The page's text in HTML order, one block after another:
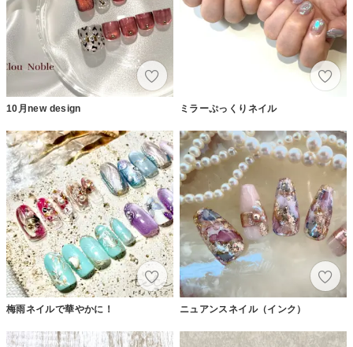
10月new design ミラーぷっくりネイル
梅雨ネイルで華やかに！ ニュアンスネイル（インク）